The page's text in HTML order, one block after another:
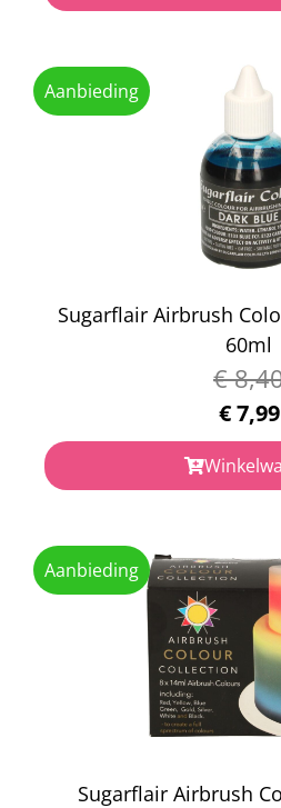
Aanbieding
Sugarflair Airbrush
60ml
€
€7,99
Aanbieding
Sugarflair Airbrush